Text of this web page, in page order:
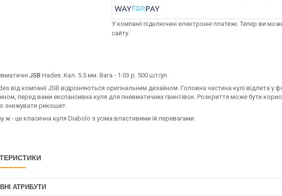
У компанії підключені електронні платежі. Тепер ви
сайту.
JSB Hades. Кал. 5.5 мм. Вага - 1.03 р. 500 шт/уп
від компанії JSB відрізняються оригінальним дизайном. Головна частина кулі відлита
перед вами експансивна куля для пневматичних гвинтівок. Розкриття може бути
знижувати рикошет.
ж - це класична куля Diabolo з усіма властивими їй перевагами.
АТРИБУТИ